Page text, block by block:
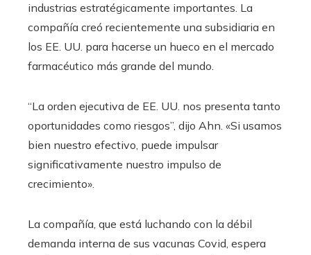
industrias estratégicamente importantes. La
compañía creó recientemente una subsidiaria en
los EE. UU. para hacerse un hueco en el mercado
farmacéutico más grande del mundo.
“La orden ejecutiva de EE. UU. nos presenta tanto
oportunidades como riesgos”, dijo Ahn. «Si usamos
bien nuestro efectivo, puede impulsar
significativamente nuestro impulso de
crecimiento».
La compañía, que está luchando con la débil
demanda interna de sus vacunas Covid, espera